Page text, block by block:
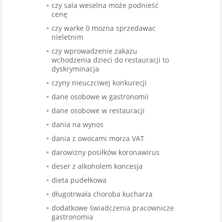
czy sala weselna może podnieść
cenę
czy warke 0 mozna sprzedawac
nieletnim
czy wprowadzenie zakazu
wchodzenia dzieci do restauracji to
dyskryminacja
czyny nieuczciwej konkurecji
dane osobowe w gastronomii
dane osobowe w restauracji
dania na wynos
dania z owocami morza VAT
darowizny posiłków koronawirus
deser z alkoholem koncesja
dieta pudełkowa
długotrwała choroba kucharza
dodatkowe świadczenia pracownicze
gastronomia